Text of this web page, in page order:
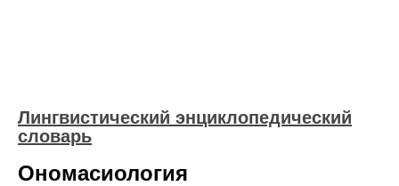
Лингвистический энциклопедический
словарь
Ономасиология